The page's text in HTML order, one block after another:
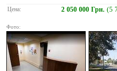
Цена: 2 050 000 Грн. (5
Фото: